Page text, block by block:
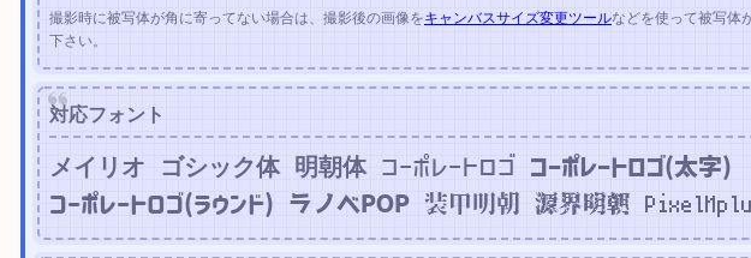
撮影時に被写体が角に寄ってない場合は、撮影後の画像をキャンバスサイズ変更ツールなどを使って被写体
下さい。
対応フォント
メイリオ ゴシック体 明朝体 コーポレートロゴ
コーポレートロゴ(太字)
コーポレートロゴ(ラウンド)
ラノベPOP 装甲明朝 源界明朝